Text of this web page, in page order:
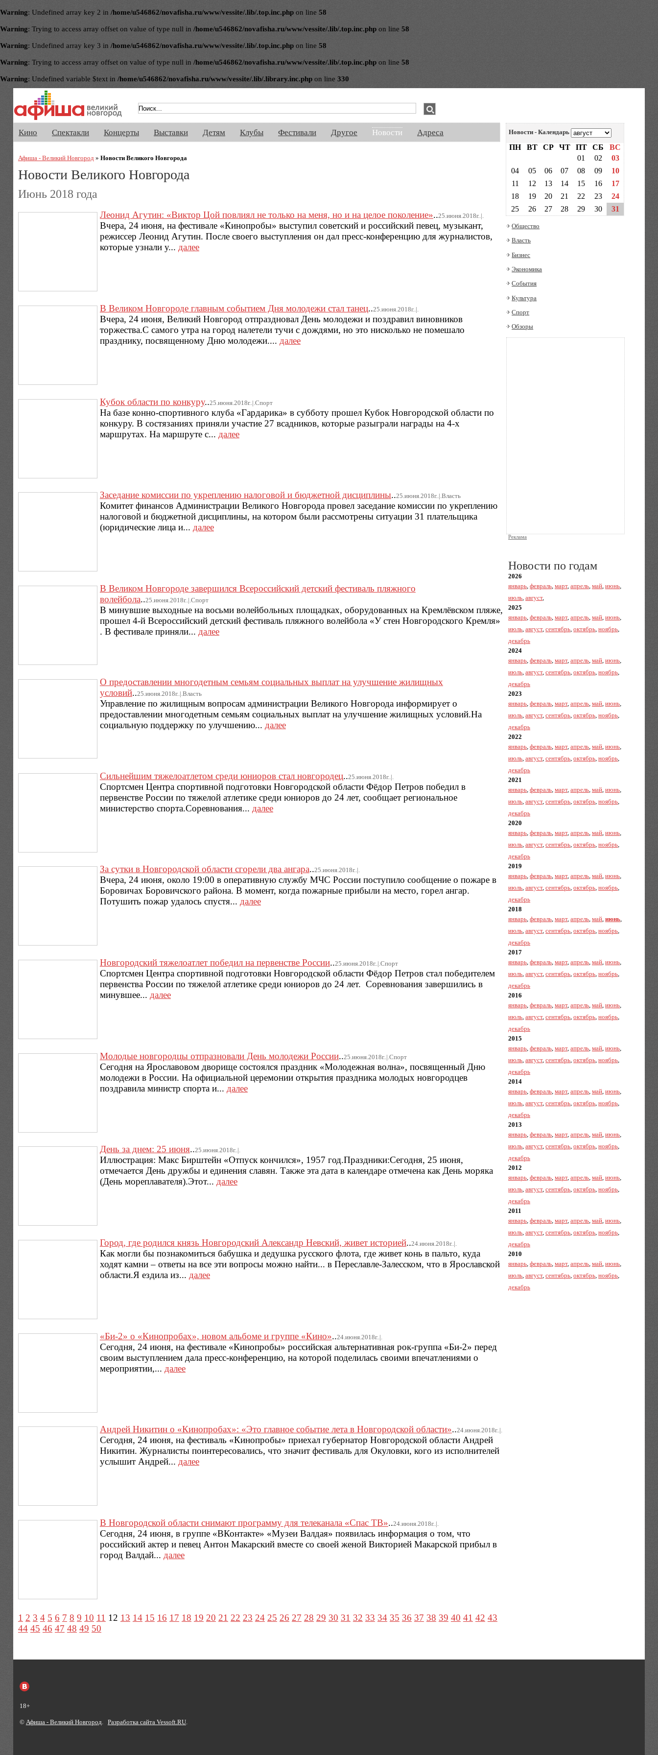
Warning: Undefined array key 2 in /home/u546862/novafisha.ru/www/vessite/.lib/.top.inc.php on line 58
Warning: Trying to access array offset on value of type null in /home/u546862/novafisha.ru/www/vessite/.lib/.top.inc.php on line 58
Warning: Undefined array key 3 in /home/u546862/novafisha.ru/www/vessite/.lib/.top.inc.php on line 58
Warning: Trying to access array offset on value of type null in /home/u546862/novafisha.ru/www/vessite/.lib/.top.inc.php on line 58
Warning: Undefined variable $text in /home/u546862/novafisha.ru/www/vessite/.lib/.library.inc.php on line 330
Кино Спектакли Концерты Выставки Детям Клубы Фестивали Другое Новости Адреса
Афиша - Великий Новгород » Новости Великого Новгорода
Новости Великого Новгорода
Июнь 2018 года
Леонид Агутин: «Виктор Цой повлиял не только на меня, но и на целое поколение»..25.июня.2018г..|.
Вчера, 24 июня, на фестивале «Кинопробы» выступил советский и российский певец, музыкант,
режиссер Леонид Агутин. После своего выступления он дал пресс-конференцию для журналистов,
которые узнали у... далее
В Великом Новгороде главным событием Дня молодежи стал танец..25.июня.2018г..|.
Вчера, 24 июня, Великий Новгород отпраздновал День молодежи и поздравил виновников
торжества.С самого утра на город налетели тучи с дождями, но это нисколько не помешало
празднику, посвященному Дню молодежи.... далее
Кубок области по конкуру..25.июня.2018г..|.Спорт
На базе конно-спортивного клуба «Гардарика» в субботу прошел Кубок Новгородской области по
конкуру. В состязаниях приняли участие 27 всадников, которые разыграли награды на 4-х
маршрутах. На маршруте с... далее
Заседание комиссии по укреплению налоговой и бюджетной дисциплины..25.июня.2018г..|.Власть
Комитет финансов Администрации Великого Новгорода провел заседание комиссии по укреплению
налоговой и бюджетной дисциплины, на котором были рассмотрены ситуации 31 плательщика
(юридические лица и... далее
В Великом Новгороде завершился Всероссийский детский фестиваль пляжного
волейбола..25.июня.2018г..|.Спорт
В минувшие выходные на восьми волейбольных площадках, оборудованных на Кремлёвском пляже,
прошел 4-й Всероссийский детский фестиваль пляжного волейбола «У стен Новгородского Кремля»
. В фестивале приняли... далее
О предоставлении многодетным семьям социальных выплат на улучшение жилищных
условий..25.июня.2018г..|.Власть
Управление по жилищным вопросам администрации Великого Новгорода информирует о
предоставлении многодетным семьям социальных выплат на улучшение жилищных условий.На
социальную поддержку по улучшению... далее
Сильнейшим тяжелоатлетом среди юниоров стал новгородец..25.июня.2018г..|.
Спортсмен Центра спортивной подготовки Новгородской области Фёдор Петров победил в
первенстве России по тяжелой атлетике среди юниоров до 24 лет, сообщает региональное
министерство спорта.Соревнования... далее
За сутки в Новгородской области сгорели два ангара..25.июня.2018г..|.
Вчера, 24 июня, около 19:00 в оперативную службу МЧС России поступило сообщение о пожаре в
Боровичах Боровичского района. В момент, когда пожарные прибыли на место, горел ангар.
Потушить пожар удалось спустя... далее
Новгородский тяжелоатлет победил на первенстве России..25.июня.2018г..|.Спорт
Спортсмен Центра спортивной подготовки Новгородской области Фёдор Петров стал победителем
первенства России по тяжелой атлетике среди юниоров до 24 лет. Соревнования завершились в
минувшее... далее
Молодые новгородцы отпразновали День молодежи России..25.июня.2018г..|.Спорт
Сегодня на Ярославовом дворище состоялся праздник «Молодежная волна», посвященный Дню
молодежи в России. На официальной церемонии открытия праздника молодых новгородцев
поздравила министр спорта и... далее
День за днем: 25 июня..25.июня.2018г..|.
Иллюстрация: Макс Бирштейн «Отпуск кончился», 1957 год.Праздники:Сегодня, 25 июня,
отмечается День дружбы и единения славян. Также эта дата в календаре отмечена как День моряка
(День мореплавателя).Этот... далее
Город, где родился князь Новгородский Александр Невский, живет историей..24.июня.2018г..|.
Как могли бы познакомиться бабушка и дедушка русского флота, где живет конь в пальто, куда
ходят камни – ответы на все эти вопросы можно найти... в Переславле-Залесском, что в Ярославской
области.Я ездила из... далее
«Би-2» о «Кинопробах», новом альбоме и группе «Кино»..24.июня.2018г..|.
Сегодня, 24 июня, на фестивале «Кинопробы» российская альтернативная рок-группа «Би-2» перед
своим выступлением дала пресс-конференцию, на которой поделилась своими впечатлениями о
мероприятии,... далее
Андрей Никитин о «Кинопробах»: «Это главное событие лета в Новгородской области»..24.июня.2018г..|.
Сегодня, 24 июня, на фестиваль «Кинопробы» приехал губернатор Новгородской области Андрей
Никитин. Журналисты поинтересовались, что значит фестиваль для Окуловки, кого из исполнителей
услышит Андрей... далее
В Новгородской области снимают программу для телеканала «Спас ТВ»..24.июня.2018г..|.
Сегодня, 24 июня, в группе «ВКонтакте» «Музеи Валдая» появилась информация о том, что
российский актер и певец Антон Макарский вместе со своей женой Викторией Макарской прибыл в
город Валдай... далее
1 2 3 4 5 6 7 8 9 10 11 12 13 14 15 16 17 18 19 20 21 22 23 24 25 26 27 28 29 30 31 32 33 34 35 36 37 38 39 40 41 42 43
44 45 46 47 48 49 50
Новости - Календарь
ПН ВТ СР ЧТ ПТ СБ
ВС
01
02
03
04
05 06 07 08 09
10
11
12 13 14 15 16
17
18
19 20 21 22 23
24
25
26 27 28 29 30 31
Общество
Власть
Бизнес
Экономика
События
Культура
Спорт
Обзоры
Реклама
Новости по годам
2026
январь,февраль,март,апрель,май,июнь,
июль,август,
2025
январь,февраль,март,апрель,май,июнь,
июль,август,сентябрь,октябрь,ноябрь,
декабрь
2024
январь,февраль,март,апрель,май,июнь,
июль,август,сентябрь,октябрь,ноябрь,
декабрь
2023
январь,февраль,март,апрель,май,июнь,
июль,август,сентябрь,октябрь,ноябрь,
декабрь
2022
январь,февраль,март,апрель,май,июнь,
июль,август,сентябрь,октябрь,ноябрь,
декабрь
2021
январь,февраль,март,апрель,май,июнь,
июль,август,сентябрь,октябрь,ноябрь,
декабрь
2020
январь,февраль,март,апрель,май,июнь,
июль,август,сентябрь,октябрь,ноябрь,
декабрь
2019
январь,февраль,март,апрель,май,июнь,
июль,август,сентябрь,октябрь,ноябрь,
декабрь
2018
январь,февраль,март,апрель,май,июнь,
июль,август,сентябрь,октябрь,ноябрь,
декабрь
2017
январь,февраль,март,апрель,май,июнь,
июль,август,сентябрь,октябрь,ноябрь,
декабрь
2016
январь,февраль,март,апрель,май,июнь,
июль,август,сентябрь,октябрь,ноябрь,
декабрь
2015
январь,февраль,март,апрель,май,июнь,
июль,август,сентябрь,октябрь,ноябрь,
декабрь
2014
январь,февраль,март,апрель,май,июнь,
июль,август,сентябрь,октябрь,ноябрь,
декабрь
2013
январь,февраль,март,апрель,май,июнь,
июль,август,сентябрь,октябрь,ноябрь,
декабрь
2012
январь,февраль,март,апрель,май,июнь,
июль,август,сентябрь,октябрь,ноябрь,
декабрь
2011
январь,февраль,март,апрель,май,июнь,
июль,август,сентябрь,октябрь,ноябрь,
декабрь
2010
январь,февраль,март,апрель,май,июнь,
июль,август,сентябрь,октябрь,ноябрь,
декабрь
18+
© Афиша - Великий Новгород Разработка сайта Vessoft.RU.